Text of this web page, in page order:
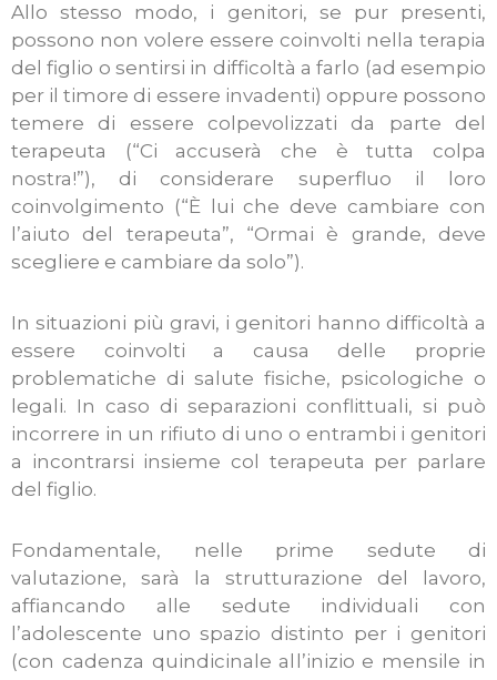
Allo stesso modo, i genitori, se pur presenti,
possono non volere essere coinvolti nella terapia
del figlio o sentirsi in difficoltà a farlo (ad esempio
per il timore di essere invadenti) oppure possono
temere di essere colpevolizzati da parte del
terapeuta (“Ci accuserà che è tutta colpa
nostra!”), di considerare superfluo il loro
coinvolgimento (“È lui che deve cambiare con
l’aiuto del terapeuta”, “Ormai è grande, deve
scegliere e cambiare da solo”).
In situazioni più gravi, i genitori hanno difficoltà a
essere coinvolti a causa delle proprie
problematiche di salute fisiche, psicologiche o
legali. In caso di separazioni conflittuali, si può
incorrere in un rifiuto di uno o entrambi i genitori
a incontrarsi insieme col terapeuta per parlare
del figlio.
Fondamentale, nelle prime sedute di
valutazione, sarà la strutturazione del lavoro,
affiancando alle sedute individuali con
l’adolescente uno spazio distinto per i genitori
(con cadenza quindicinale all’inizio e mensile in